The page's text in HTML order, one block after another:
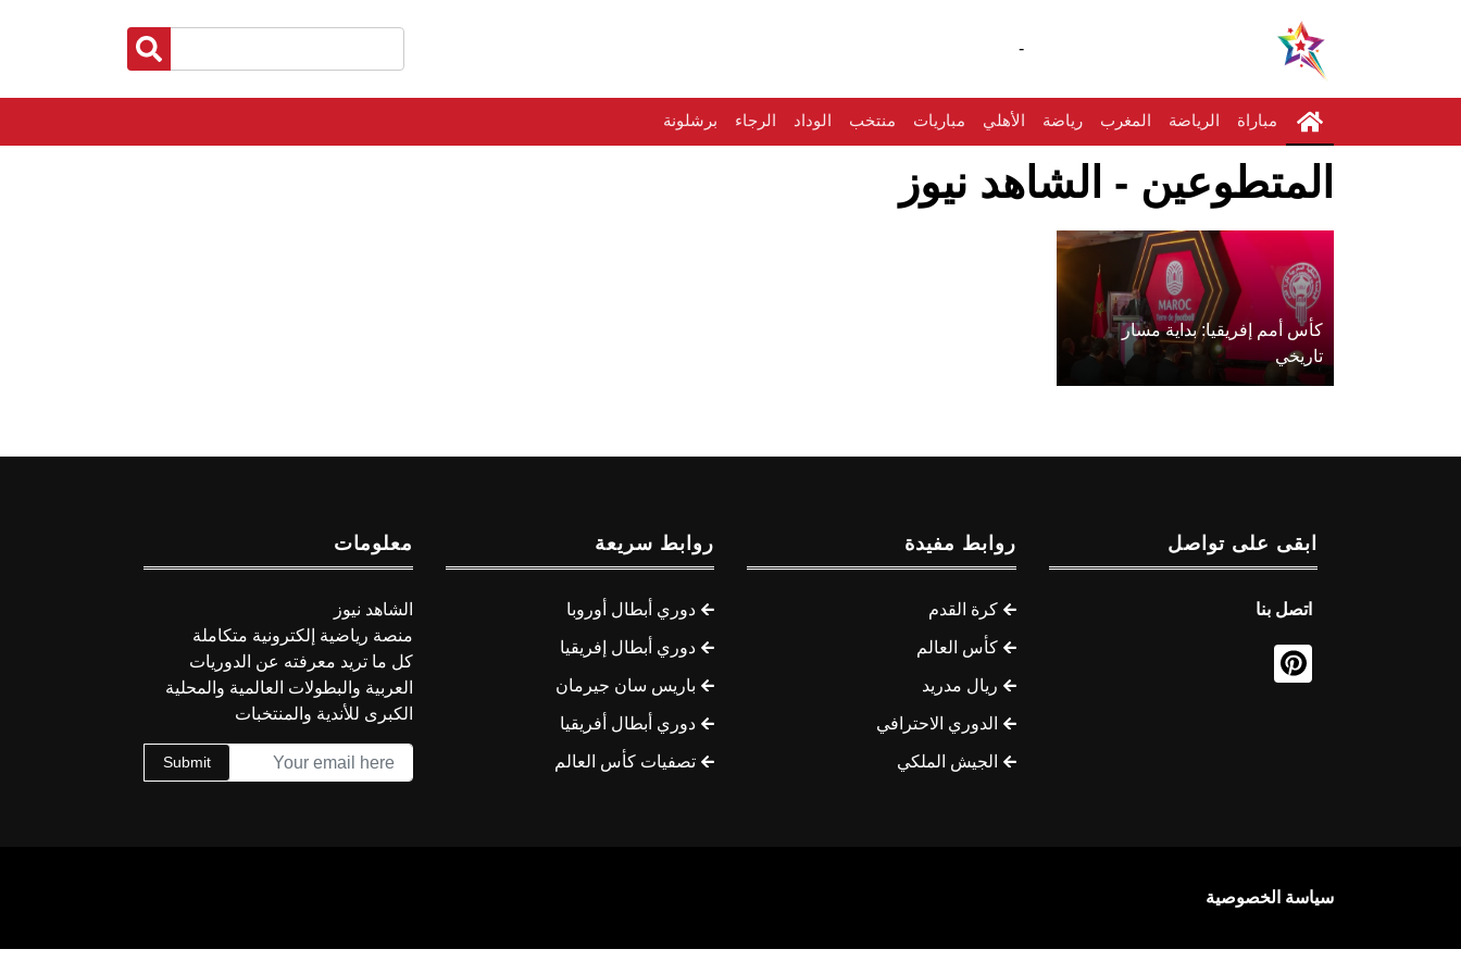
-
مباراة الرياضة المغرب رياضة الأهلي مباريات منتخب الوداد الرجاء برشلونة
المتطوعين - الشاهد نيوز
كأس أمم إفريقيا: بداية مسار
تاريخي
ابقى على تواصل
اتصل بنا
روابط مفيدة
كرة القدم
كأس العالم
ريال مدريد
الدوري الاحترافي
الجيش الملكي
روابط سريعة
دوري أبطال أوروبا
دوري أبطال إفريقيا
باريس سان جيرمان
دوري أبطال أفريقيا
تصفيات كأس العالم
معلومات
الشاهد نيوز
منصة رياضية إلكترونية متكاملة
كل ما تريد معرفته عن الدوريات
العربية والبطولات العالمية والمحلية
الكبرى للأندية والمنتخبات
Submit
سياسة الخصوصية